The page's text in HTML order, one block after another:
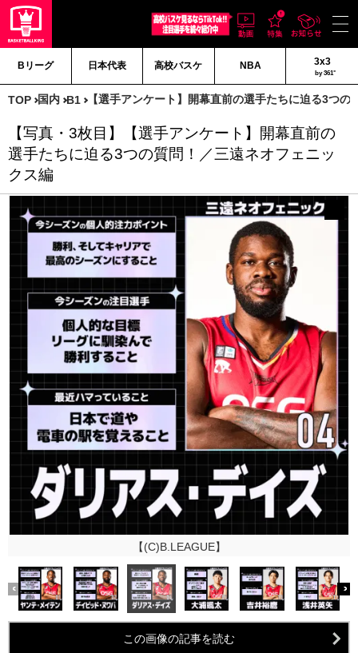
Bリーグ 日本代表 高校バスケ NBA 3x3
by 361°
TOP 国内 B1 【選手アンケート】開幕直前の選手たちに迫る3つの
【写真・3枚目】【選手アンケート】開幕直前の
選手たちに迫る3つの質問！／三遠ネオフェニッ
クス編
【(C)B.LEAGUE】
この画像の記事を読む